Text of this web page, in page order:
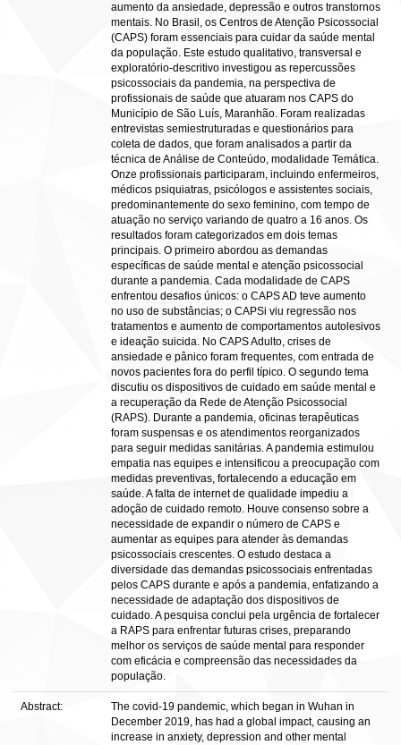
aumento da ansiedade, depressão e outros transtornos
mentais. No Brasil, os Centros de Atenção Psicossocial
(CAPS) foram essenciais para cuidar da saúde mental
da população. Este estudo qualitativo, transversal e
exploratório-descritivo investigou as repercussões
psicossociais da pandemia, na perspectiva de
profissionais de saúde que atuaram nos CAPS do
Município de São Luís, Maranhão. Foram realizadas
entrevistas semiestruturadas e questionários para
coleta de dados, que foram analisados a partir da
técnica de Análise de Conteúdo, modalidade Temática.
Onze profissionais participaram, incluindo enfermeiros,
médicos psiquiatras, psicólogos e assistentes sociais,
predominantemente do sexo feminino, com tempo de
atuação no serviço variando de quatro a 16 anos. Os
resultados foram categorizados em dois temas
principais. O primeiro abordou as demandas
específicas de saúde mental e atenção psicossocial
durante a pandemia. Cada modalidade de CAPS
enfrentou desafios únicos: o CAPS AD teve aumento
no uso de substâncias; o CAPSi viu regressão nos
tratamentos e aumento de comportamentos autolesivos
e ideação suicida. No CAPS Adulto, crises de
ansiedade e pânico foram frequentes, com entrada de
novos pacientes fora do perfil típico. O segundo tema
discutiu os dispositivos de cuidado em saúde mental e
a recuperação da Rede de Atenção Psicossocial
(RAPS). Durante a pandemia, oficinas terapêuticas
foram suspensas e os atendimentos reorganizados
para seguir medidas sanitárias. A pandemia estimulou
empatia nas equipes e intensificou a preocupação com
medidas preventivas, fortalecendo a educação em
saúde. A falta de internet de qualidade impediu a
adoção de cuidado remoto. Houve consenso sobre a
necessidade de expandir o número de CAPS e
aumentar as equipes para atender às demandas
psicossociais crescentes. O estudo destaca a
diversidade das demandas psicossociais enfrentadas
pelos CAPS durante e após a pandemia, enfatizando a
necessidade de adaptação dos dispositivos de
cuidado. A pesquisa conclui pela urgência de fortalecer
a RAPS para enfrentar futuras crises, preparando
melhor os serviços de saúde mental para responder
com eficácia e compreensão das necessidades da
população.
Abstract:
The covid-19 pandemic, which began in Wuhan in
December 2019, has had a global impact, causing an
increase in anxiety, depression and other mental